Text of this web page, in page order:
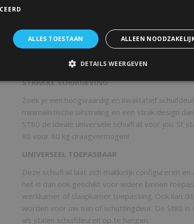
een gatenpatroon (montagegaten) aangebracht
makkelijk extra gaten bij geboord worden indien
STRAKKE VORMGEVING
Zoek je een hoogwaardig en kwalitatief
minimalistische uitstraling en een strak design
ST80 de ideale universele schuifrail voor jou. St
80 voor 80 kg draagvermogen!
UNIVERSEEL TOEPASBAAR
Deze schuifrail laat zich makkelijk configureren
het is dan ook geschikt voor iedere binnen
werkkamer of slaapkamer toepassing. Ook kan
worden voor uw tuin of schuttingdeur. De St80
als stalen schuifdeuren op te hangen.
ALLES TOESTAAN ALLEEN
DETAILS WEERGEVEN